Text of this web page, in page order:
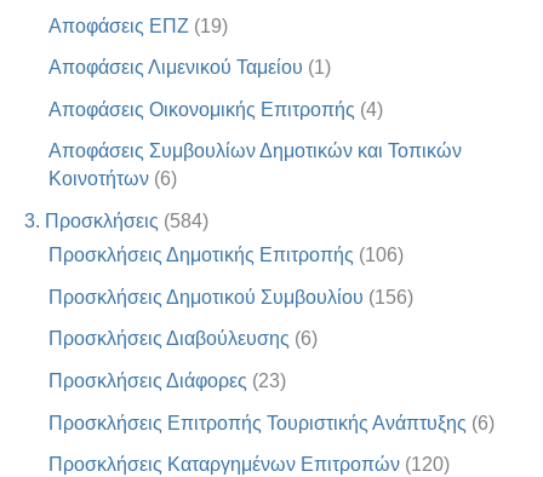
Αποφάσεις ΕΠΖ (19)
Αποφάσεις Λιμενικού Ταμείου (1)
Αποφάσεις Οικονομικής Επιτροπής (4)
Αποφάσεις Συμβουλίων Δημοτικών και Τοπικών
Κοινοτήτων (6)
3. Προσκλήσεις (584)
Προσκλήσεις Δημοτικής Επιτροπής (106)
Προσκλήσεις Δημοτικού Συμβουλίου (156)
Προσκλήσεις Διαβούλευσης (6)
Προσκλήσεις Διάφορες (23)
Προσκλήσεις Επιτροπής Τουριστικής Ανάπτυξης (6)
Προσκλήσεις Καταργημένων Επιτροπών (120)